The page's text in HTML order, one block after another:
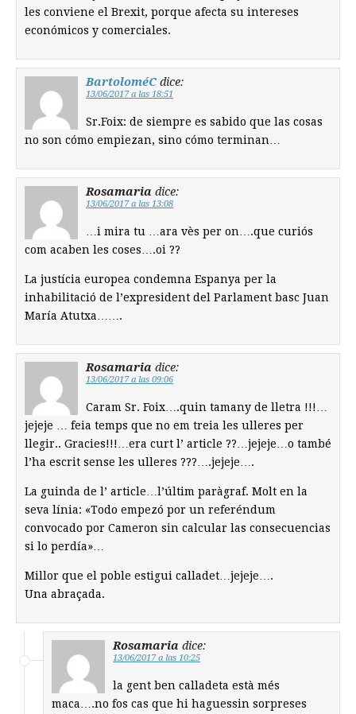
les conviene el Brexit, porque afecta su intereses
económicos y comerciales.
BartoloméC dice:
13/06/2017 a las 18:51
Sr.Foix: de siempre es sabido que las cosas
no son cómo empiezan, sino cómo terminan…
Rosamaria dice:
13/06/2017 a las 13:08
…i mira tu …ara vès per on….que curiós
com acaben les coses….oi ??
La justícia europea condemna Espanya per la
inhabilitació de l’expresident del Parlament basc Juan
María Atutxa…….
Rosamaria dice:
13/06/2017 a las 09:06
Caram Sr. Foix….quin tamany de lletra !!!…
jejeje … feia temps que no em treia les ulleres per
llegir.. Gracies!!!…era curt l’ article ??…jejeje…o també
l’ha escrit sense les ulleres ???….jejeje….
La guinda de l’ article…l’últim paràgraf. Molt en la
seva línia: «Todo empezó por un referéndum
convocado por Cameron sin calcular las consecuencias
si lo perdía»…
Millor que el poble estigui calladet…jejeje….
Una abraçada.
Rosamaria dice:
13/06/2017 a las 10:25
la gent ben calladeta està més
maca….no fos cas que hi haguessin sorpreses